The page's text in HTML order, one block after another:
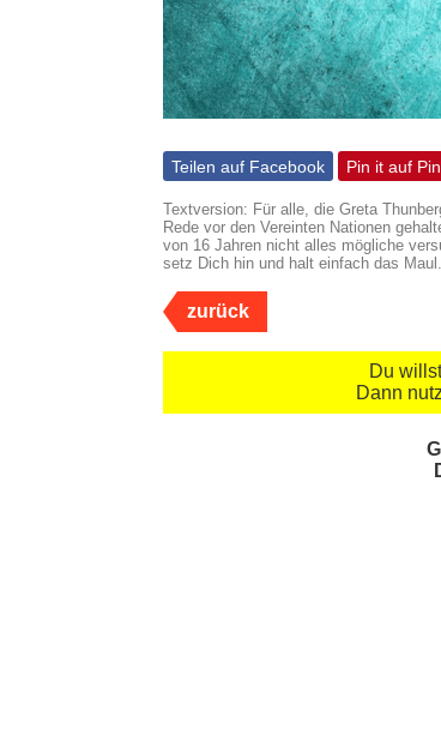
Teilen auf Facebook Pin it auf
Textversion: Für alle, die Greta
Rede vor den Vereinten Nationen
von 16 Jahren nicht alles mögliche
setz Dich hin und halt einfach das Maul.
zurück
Du
Dann